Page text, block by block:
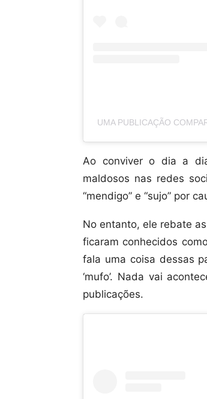
UMA PUBLICAÇÃO
Ao conviver o dia a
maldosos nas redes
“mendigo” e “sujo” por
No entanto, ele rebate
ficaram conhecidos
fala uma coisa dessas
‘mufo’. Nada vai
publicações.